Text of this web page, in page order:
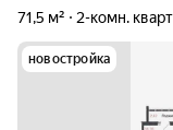
71,5 м²
2-комн.
новостройка